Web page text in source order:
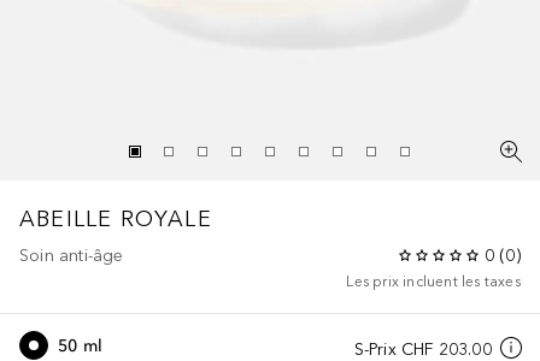
ABEILLE ROYALE
Soin anti-âge 0 (0)
Les prix incluent les taxes
S-Prix CHF 203.00
50 ml